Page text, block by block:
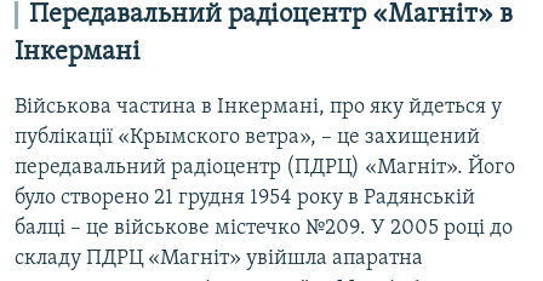
Передавальний радіоцентр «Магніт» в
Інкермані
Військова частина в Інкермані, про яку йдеться у
публікації «Крымского ветра», – це захищений
передавальний радіоцентр (ПДРЦ) «Магніт». Його
було створено 21 грудня 1954 року в Радянській
балці – це військове містечко №209. У 2005 році до
складу ПДРЦ «Магніт» увійшла апаратна